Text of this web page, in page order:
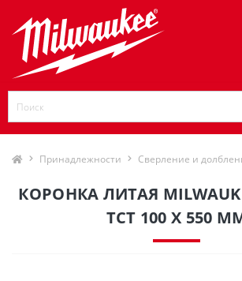
Принадлежности Сверление и
КОРОНКА ЛИТАЯ
TCT 100 X 550